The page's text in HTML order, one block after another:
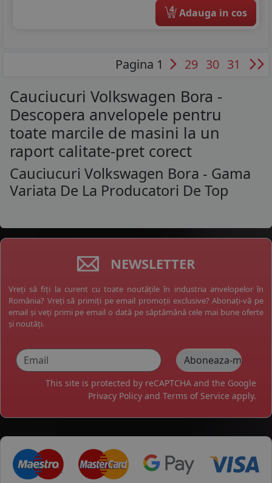
4 Adauga in cos
Pagina 1 29 30 31
Cauciucuri Volkswagen Bora -
Descopera anvelopele pentru
toate marcile de masini la un
raport calitate-pret corect
Cauciucuri Volkswagen Bora - Gama
Variata De La Producatori De Top
NEWSLETTER
Vreți să fiți la curent cu toate noutățile în industria anvelopelor în
România? Vreți să primiți pe email promoții exclusive? Abonați-vă pe
email și veți primi pe email o dată pe săptămână cele mai bune oferte
și noutăți.
This site is protected by reCAPTCHA and the Google
Privacy Policy and Terms of Service apply.